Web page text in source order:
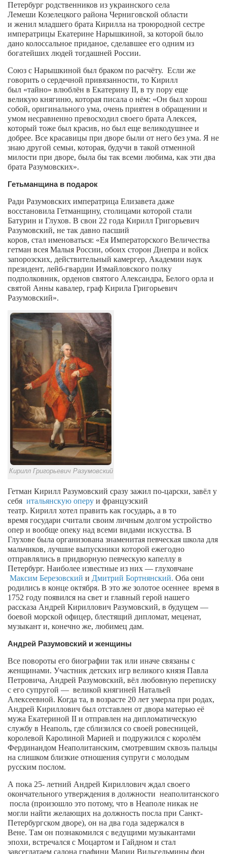
Владимир Айзенберг
Игорь Добровольский
Ольга Козаченко
Александра Скорук
Евгений Полюхович
Ольга Чикина
Бизнес-партнёры
Здоровье
Врач психиатр–нарколог Анплеев А.Б.
городская клиническая больница №4
Оптика — Медтехника
Тенториум -центр независимых дистрибьюторов
Кафе, клубы, рестораны
«Винегрет» — демократичный ресторан
«ЧАЙ — КАВА» магазин — кафе
Магазины
«CYCLE GARAGE» — магазин велосипедов
«Книголюб» — супермаркет
Багетный двор
МАГАЗИН СТИХОВ НА ЗАКАЗ
«Павел» — магазин мужской одежды
Туризм
«Траверс» — экипировочный центр
Журналисты
Александр Гвоздик
Александр Кугук
Евгений Касьяненко
Сергей Коноз
Денис Федченко
Звукорежиссёры
Alfom Studio
Guitarproduction Studio
Писатели
Поэты
Надія Белокур
Анна Гидора
Леонтий Костур
Римма Миленкова
Ирина Проценко
Александр Садовский
Сергей Степанов
Анна Черненко
Марина Фенота
Гостиная
Он и Она
Петербург родственников из украинского села
Лемеши Козелецкого района Черниговской области
и женил младшего брата Кирилла на троюродной сестре
императрицы Екатерине Нарышкиной, за которой было
дано колоссальное приданое, сделавшее его одним из
богатейших людей тогдашней России.
Союз с Нарышкиной был браком по расчёту. Если же
говорить о сердечной привязанности, то Кирилл
был «тайно» влюблён в Екатерину II, в ту пору еще
великую княгиню, которая писала о нём: «Он был хорош
собой, оригинального ума, очень приятен в обращении и
умом несравненно превосходил своего брата Алексея,
который тоже был красив, но был еще великодушнее и
добрее. Все красавицы при дворе были от него без ума. Я не
знаю другой семьи, которая, будучи в такой отменной
милости при дворе, была бы так всеми любима, как эти два
брата Разумовских».
Гетьманщина в подарок
Ради Разумовских императрица Елизавета даже
восстановила Гетманщину, столицами которой стали
Батурин и Глухов. В свои 22 года Кирилл Григорьевич
Разумовский, не так давно пасший
коров, стал именоваться: «Ея Императорского Величества
гетман всея Малыя России, обоих сторон Днепра и войск
запорозских, действительный камергер, Академии наук
президент, лейб-гвардии Измайловского полку
подполковник, орденов святого Александра, Белого орла и
святой Анны кавалер, граф Кирила Григорьевич
Разумовский».
Кирилл Григорьевич Разумовский
Гетман Кирилл Разумовский сразу зажил по-царски, завёл у
себя итальянскую оперу и французский
театр. Кирилл хотел править как государь, а в то
время государи считали своим личным долгом устройство
опер и вообще опеку над всеми видами искусства. В
Глухове была организована знаменитая певческая школа для
мальчиков, лучшие выпускники которой ежегодно
отправлялись в придворную певческую капеллу в
Петербург. Наиболее известные из них — глуховчане
Максим Березовский и Дмитрий Бортнянский. Оба они
родились в конце октября. В это же золотое осеннее время в
1752 году появился на свет и главный герой нашего
рассказа Андрей Кириллович Разумовский, в будущем —
боевой морской офицер, блестящий дипломат, меценат,
музыкант и, конечно же, любимец дам.
Андрей Разумовский и женщины
Все повороты его биографии так или иначе связаны с
женщинами. Участник детских игр великого князя Павла
Петровича, Андрей Разумовский, вёл любовную переписку
с его супругой — великой княгиней Натальей
Алексеевной. Когда та, в возрасте 20 лет умерла при родах,
Андрей Кириллович был отставлен от двора матерью её
мужа Екатериной II и отправлен на дипломатическую
службу в Неаполь, где сблизился со своей ровесницей,
королевой Каролиной Марией и подружился с королём
Фердинандом Неаполитанским, смотревшим сквозь пальцы
на слишком близкие отношения супруги с молодым
русским послом.
А пока 25- летний Андрей Кириллович ждал своего
окончательного утверждения в должности неаполитанского
посла (произошло это потому, что в Неаполе никак не
могли найти желающих на должность посла при Санкт-
Петербургском дворе), он на два года задержался в
Вене. Там он познакомился с ведущими музыкантами
эпохи, встречался с Моцартом и Гайдном и стал
завсегдатаем салона графини Марии Вильгельмины фон